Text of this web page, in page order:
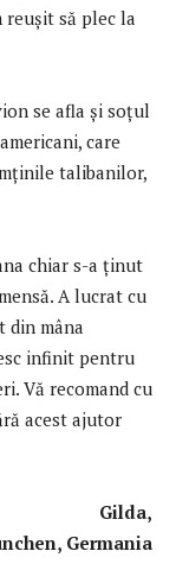
reușit să plec la
se afla și soțul
care
talibanilor,
chiar s-a ținut
A lucrat cu
din mâna
infinit pentru
Vă recomand cu
acest ajutor
Germania